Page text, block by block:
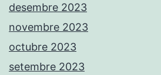
desembre 2023
novembre 2023
octubre 2023
setembre 2023